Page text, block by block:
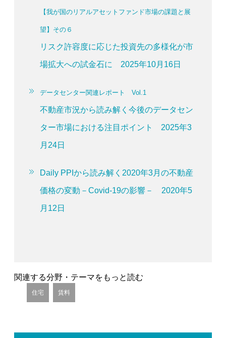
【我が国のリアルアセットファンド市場の課題と展
望】その６
リスク許容度に応じた投資先の多様化が市
場拡大への試金石に 2025年10月16日
データセンター関連レポート Vol.1
不動産市況から読み解く今後のデータセン
ター市場における注目ポイント 2025年3
月24日
Daily PPIから読み解く2020年3月の不動産
価格の変動－Covid-19の影響－ 2020年5
月12日
関連する分野・テーマをもっと読む
住宅 賃料